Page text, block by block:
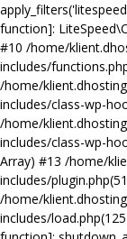
function]:
#10 /home/
includes/
/home/
includes/class-wp-
/home/
includes/class-wp-
Array) #13 /home/
includes/
/home/
includes/